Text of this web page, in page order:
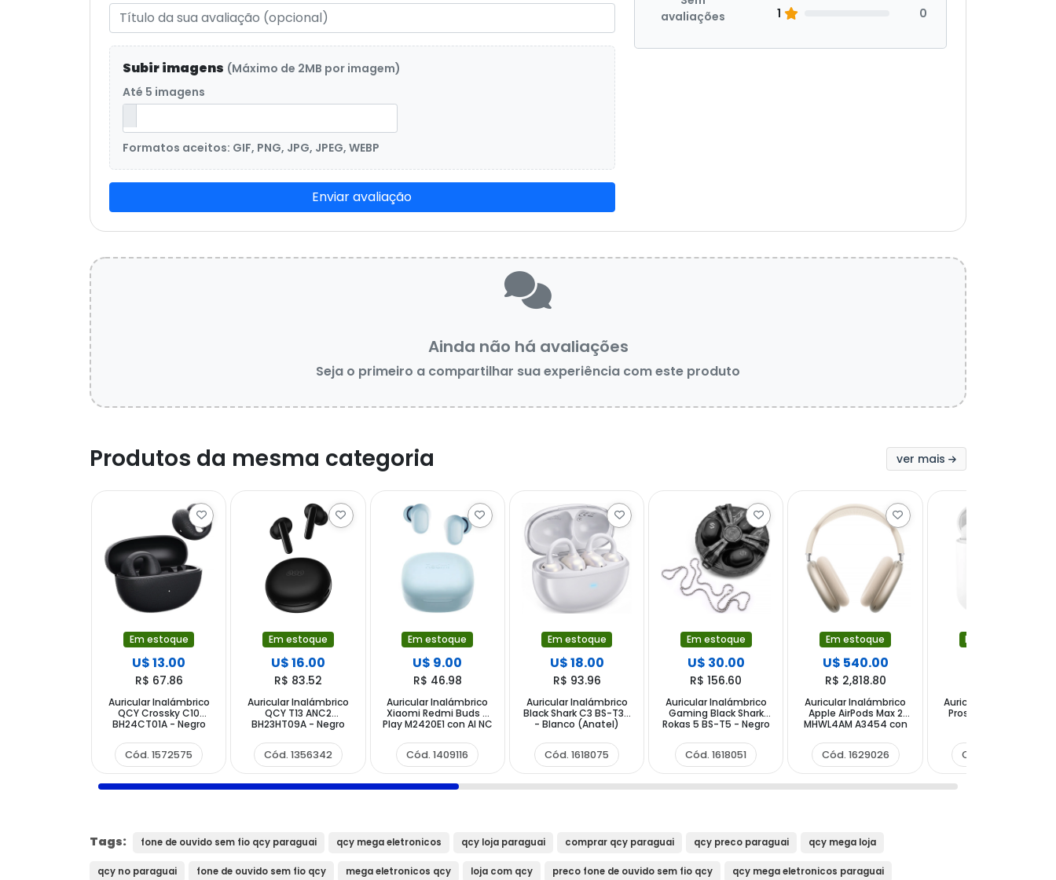
Subir imagens (Máximo de 2MB por imagem)
Até 5 imagens
Formatos aceitos: GIF, PNG, JPG, JPEG, WEBP
Enviar avaliação
avaliações
1
0
Ainda não há avaliações
Seja o primeiro a compartilhar sua experiência com este produto
Produtos da mesma categoria ver mais
Em estoque
U$ 13.00
R$ 67.86
Auricular Inalámbrico
QCY Crossky C10
BH24CT01A - Negro
Cód. 1572575
Em estoque
U$ 16.00
R$ 83.52
Auricular Inalámbrico
QCY T13 ANC2
BH23HT09A - Negro
Cód. 1356342
Em estoque
U$ 9.00
R$ 46.98
Auricular Inalámbrico
Xiaomi Redmi Buds 6
Play M2420E1 con AI NC
Cód. 1409116
Em estoque
U$ 18.00
R$ 93.96
Auricular Inalámbrico
Black Shark C3 BS-T36
- Blanco (Anatel)
Cód. 1618075
Em estoque
U$ 30.00
R$ 156.60
Auricular Inalámbrico
Gaming Black Shark
Rokas 5 BS-T5 - Negro
Cód. 1618051
Em estoque
U$ 540.00
R$ 2,818.80
Auricular Inalámbrico
Apple AirPods Max 2
MHWL4AM A3454 con
Cód. 1629026
Em estoque
Auricular Inalámbrico
Prosper i12 - Blanco
Cód. 1234541
Tags: fone de ouvido sem fio qcy paraguai qcy mega eletronicos qcy loja paraguai comprar qcy paraguai qcy preco paraguai qcy mega loja
qcy no paraguai fone de ouvido sem fio qcy mega eletronicos qcy loja com qcy preco fone de ouvido sem fio qcy qcy mega eletronicos paraguai